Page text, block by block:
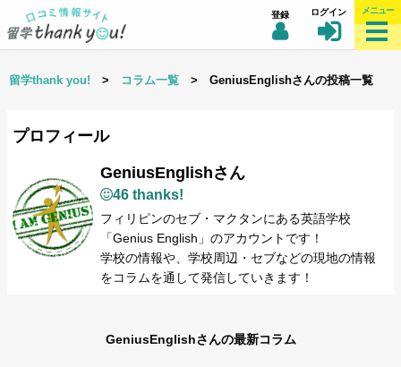
登録 ログイン メニュー
留学thank you! > コラム一覧 > GeniusEnglishさんの投稿一覧
プロフィール
GeniusEnglishさん
46 thanks!
フィリピンのセブ・マクタンにある英語学校
「Genius English」のアカウントです！
学校の情報や、学校周辺・セブなどの現地の情報
をコラムを通して発信していきます！
GeniusEnglishさんの最新コラム